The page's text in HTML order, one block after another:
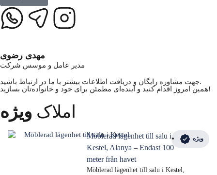
مهدی رضوی
مدیر عامل و موسس شرکت
جهت مشاوره رایگان و دریافت اطلاعات بیشتر با ما در ارتباط باشید.
همین امروز اقدام کنید و آینده‌ای مطمئن برای خود و خانواده‌تان بسازید!
املاک ویژه
Möblerad lägenhet till salu i
Kestel, Alanya – Endast 100
meter från havet
Möblerad lägenhet till salu i Kestel,
ویژه